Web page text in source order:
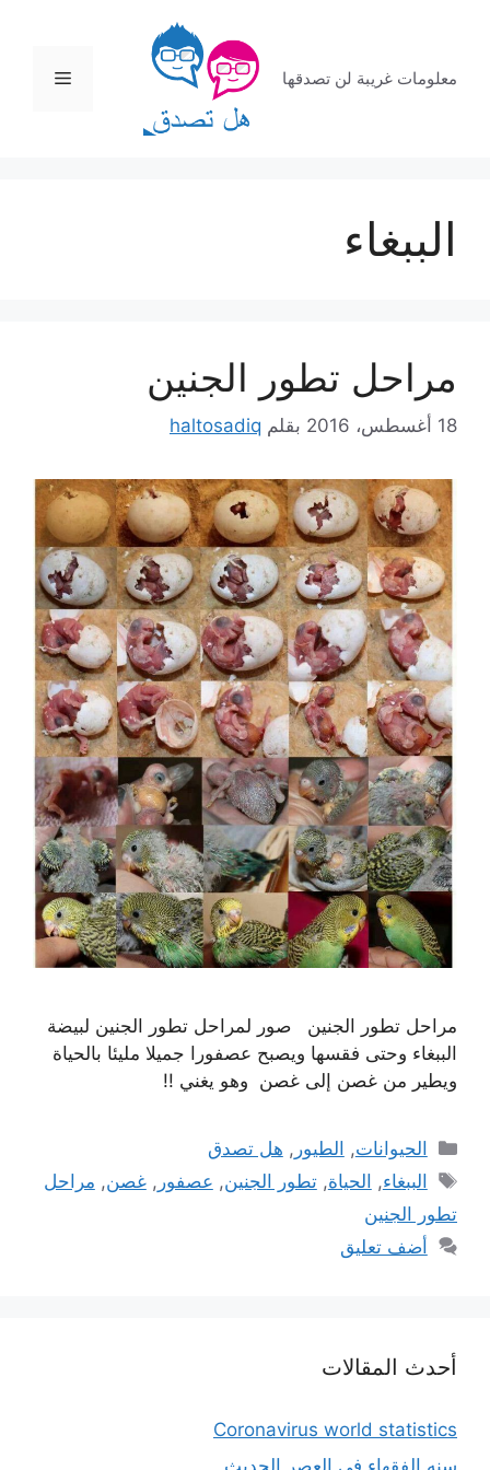
المحتوى
معلومات غريبة لن تصدقها القائمة
الببغاء
مراحل تطور الجنين
18 أغسطس، 2016 بقلم haltosadiq
مراحل تطور الجنين صور لمراحل تطور الجنين لبيضة
الببغاء وحتى فقسها ويصبح عصفورا جميلا مليئا بالحياة
ويطير من غصن إلى غصن وهو يغني !!
التصنيفات
الحيوانات, الطيور , هل تصدق
الوسوم
الببغاء, الحياة,تطور الجنين, عصفور ,غصن, مراحل
تطور الجنين
أضف تعليق
أحدث المقالات
Coronavirus world statistics